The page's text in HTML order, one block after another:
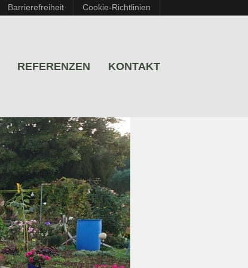
Barrierefreiheit Cookie-Richtlinien
REFERENZEN KONTAKT